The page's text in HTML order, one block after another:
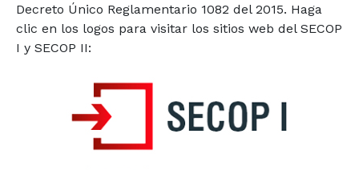
Decreto Único Reglamentario 1082 del 2015. Haga
clic en los logos para visitar los sitios web del SECOP
I y SECOP II: